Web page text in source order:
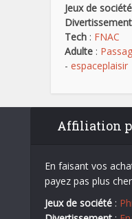
Jeux de société
Divertissement
Tech : FNAC
Adulte :
- espaceplaisir
Affiliation
En faisant vos
payez pas plus
Jeux de société :